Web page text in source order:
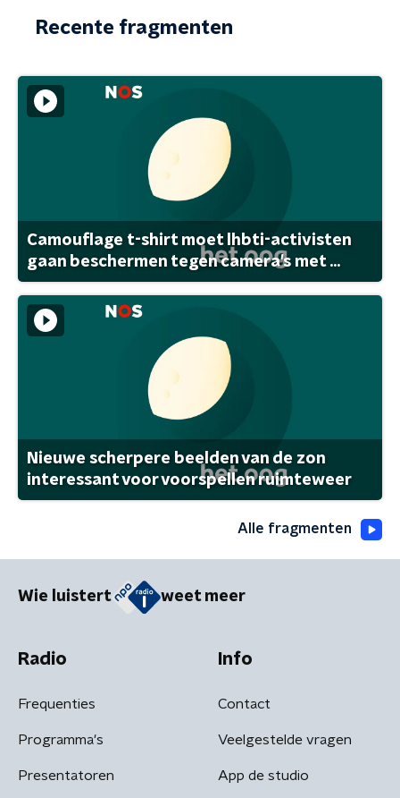
Recente fragmenten
Camouflage t-shirt moet lhbti-activisten
gaan beschermen tegen camera's met ...
Nieuwe scherpere beelden van de zon
interessant voor voorspellen ruimteweer
Alle fragmenten
Wie luistert weet meer
Radio
Frequenties
Programma's
Presentatoren
Info
Contact
Veelgestelde vragen
App de studio